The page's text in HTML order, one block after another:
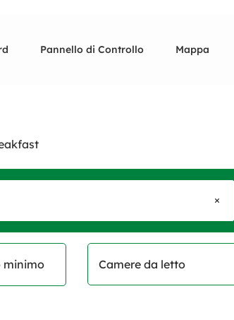
Pannello di Controllo Mappa
Camere da letto